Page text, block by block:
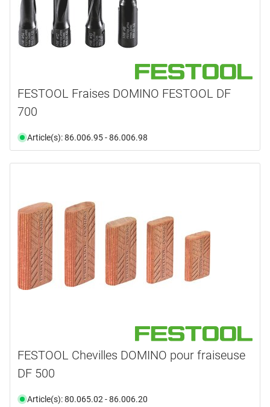
FESTOOL Fraises DOMINO FESTOOL DF
700
Article(s): 86.006.95 - 86.006.98
FESTOOL Chevilles DOMINO pour fraiseuse
DF 500
Article(s): 80.065.02 - 86.006.20